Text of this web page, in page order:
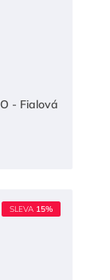
- Fialová
SLEVA 15%